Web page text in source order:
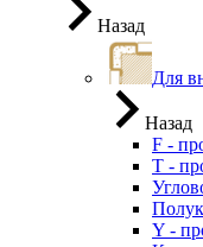
Назад
Для
Назад
F -
Т -
Y -